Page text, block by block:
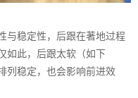
与稳定性，后跟在著地过程
如此，后跟太软（如下
列稳定，也会影响前进效